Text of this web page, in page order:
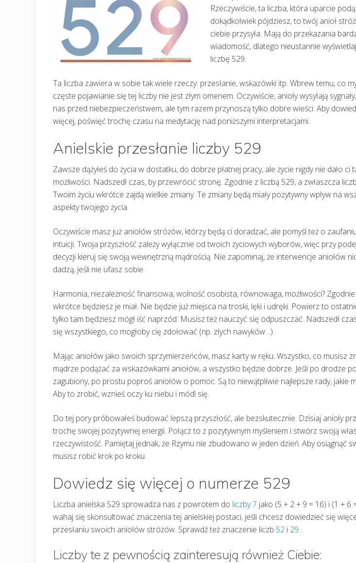
Rzeczywiście, ta liczba, która uparcie
dokądkolwiek pójdziesz, to twój anioł
ciebie przysyła. Mają do przekazania
wiadomość, dlatego nieustannie
liczbę 529.
Ta liczba zawiera w sobie tak wiele rzeczy: przesłanie, wskazówki itp. Wbrew temu, co
częste pojawianie się tej liczby nie jest złym omenem. Oczywiście, anioły wysyłają
nas przed niebezpieczeństwem, ale tym razem przynoszą tylko dobre wieści. Aby
więcej, poświęć trochę czasu na medytację nad poniższymi interpretacjami.
Anielskie przesłanie liczby 529
Zawsze dążyłeś do życia w dostatku, do dobrze płatnej pracy, ale życie nigdy nie dało ci
możliwości. Nadszedł czas, by przewrócić stronę. Zgodnie z liczbą 529, a zwłaszcza
Twoim życiu wkrótce zajdą wielkie zmiany. Te zmiany będą miały pozytywny wpływ na
aspekty twojego życia.
Oczywiście masz już aniołów stróżów, którzy będą ci doradzać, ale pomyśl też o
intuicji. Twoja przyszłość zależy wyłącznie od twoich życiowych wyborów, więc przy
decyzji kieruj się swoją wewnętrzną mądrością. Nie zapominaj, że interwencje aniołów
dadzą, jeśli nie ufasz sobie.
Harmonia, niezależność finansowa, wolność osobista, równowaga, możliwości?
wkrótce będziesz je miał. Nie będzie już miejsca na troski, lęki i udręki. Powierz to
tylko tam będziesz mógł iść naprzód. Musisz też nauczyć się odpuszczać. Nadszedł
się wszystkiego, co mogłoby cię zdołować (np. złych nawyków…).
Mając aniołów jako swoich sprzymierzeńców, masz karty w ręku. Wszystko, co musisz
mądrze podążać za wskazówkami aniołów, a wszystko będzie dobrze. Jeśli po drodze
zagubiony, po prostu poproś aniołów o pomoc. Są to niewątpliwie najlepsze rady, jakie
Aby to zrobić, wznieś oczy ku niebu i módl się.
Do tej pory próbowałeś budować lepszą przyszłość, ale bezskutecznie. Dzisiaj anioły
trochę swojej pozytywnej energii. Połącz to z pozytywnym myśleniem i stwórz swoją
rzeczywistość. Pamiętaj jednak, że Rzymu nie zbudowano w jeden dzień. Aby osiągnąć
musisz robić krok po kroku.
Dowiedz się więcej o numerze 529
Liczba anielska 529 sprowadza nas z powrotem do liczby 7 jako (5 + 2 + 9 = 16) i (1 + 6
wahaj się skonsultować znaczenia tej anielskiej postaci, jeśli chcesz dowiedzieć się
przesłaniu swoich aniołów stróżów. Sprawdź też znaczenie liczb 52 i 29.
Liczby te z pewnością zainteresują również Ciebie: